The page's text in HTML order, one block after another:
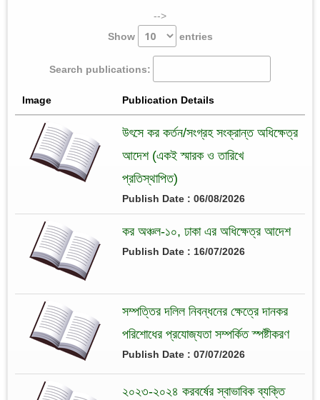
-->
Show
entries
Search publications:
Image Publication Details
উৎসে কর কর্তন/সংগ্রহ সংক্রান্ত অধিক্ষেত্র
আদেশ (একই স্মারক ও তারিখে
প্রতিস্থাপিত)
Publish Date : 06/08/2026
কর অঞ্চল-১০, ঢাকা এর অধিক্ষেত্র আদেশ
Publish Date : 16/07/2026
সম্পত্তির দলিল নিবন্ধনের ক্ষেত্রে দানকর
পরিশোধের প্রযোজ্যতা সম্পর্কিত স্পষ্টীকরণ
Publish Date : 07/07/2026
২০২৩-২০২৪ করবর্ষের স্বাভাবিক ব্যক্তি